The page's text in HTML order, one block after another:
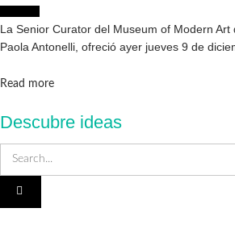
La Senior Curator del Museum of Modern Art
Paola Antonelli, ofreció ayer jueves 9 de
Read moreDetails
Descubre ideas